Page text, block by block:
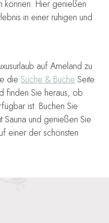
können. Hier genießen
in einer ruhigen und
auf Ameland zu
dieSuche & BucheSeite
finden Sie heraus, ob
ist. Buchen Sie
Sauna und genießen Sie
einer der schönsten